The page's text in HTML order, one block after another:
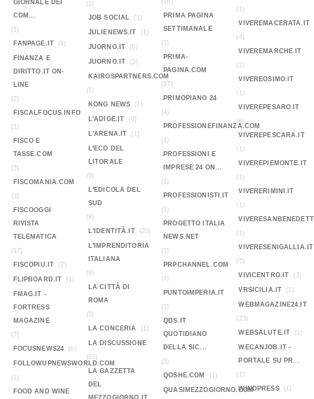
GIORNALE DEI
COM...
(1)
FANPAGE.IT
(1)
FINANZA E
DIRITTO.IT ON-
LINE
(2)
FISCALFOCUS.INFO
(1)
FISCO E
TASSE.COM
(3)
FISCOMANIA.COM
(3)
FISCOOGGI
RIVISTA
TELEMATICA
(17)
FISCOPIU.IT
(2)
FLIPBOARD.IT (1)
FMAG.IT -
FORTRESS
MAGAZINE
(7)
FOCUSNEWS24
(1)
FOLLOWUPNEWSWORLD.COM
(1)
FOOD AND WINE
(1)
JOB SOCIAL
(1)
JULIENEWS.IT (1)
JUORNO.IT (0)
JUORNO.IT (3)
KAIROSPARTNERS.COM
(1)
KONG NEWS
(1)
L'ADIGE.IT (0)
L'ARENA.IT (1)
L'ECO DEL
LITORALE
(9)
L'EDICOLA DEL
SUD
(8)
L'IDENTITÀ.IT
(20)
L'IMPRENDITORIA
ITALIANA
(9)
LA CITTÀ DI
ROMA
(3)
LA CONCERIA
(1)
LA DISCUSSIONE
(93)
LA GAZZETTA
DEL
(16)
PRIMA PAGINA
SETTIMANALE
(1)
PRIMA-
PAGINA.COM
(27)
PRIMOPIANO 24
(4)
PROFESSIONEFINANZA.COM
(1)
PROFESSIONI E
IMPRESE 24 ON...
(1)
PROFESSIONISTI.IT
(1)
PROGETTO ITALIA
NEWS.NET
(1)
PRPCHANNEL.COM
(7)
PUNTOIMPERIA.IT
(1)
QDS.IT
QUOTIDIANO
DELLA SIC...
(5)
QOSHE.COM
(1)
QUASIMEZZOGIORNO.COM
(1)
VIVEREMACERATA.IT
(4)
VIVEREMARCHE.IT
(2)
VIVEREOSIMO.IT
(1)
VIVEREPESARO.IT
(6)
VIVEREPESCARA.IT
(1)
VIVEREPIEMONTE.IT
(1)
VIVERERIMINI.IT
(1)
(1)
VIVERESENIGALLIA.IT
(5)
VIVICENTRO.IT
(3)
VRSICILIA.IT (1)
WEBMAGAZINE24.IT
(23)
WEBSALUTE.IT
(1)
WECANJOB.IT -
PORTALE SU PR...
(1)
WINDPRESS
(1)